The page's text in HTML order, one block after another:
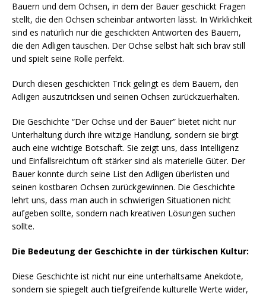
Bauern und dem Ochsen, in dem der Bauer geschickt Fragen
stellt, die den Ochsen scheinbar antworten lässt. In Wirklichkeit
sind es natürlich nur die geschickten Antworten des Bauern,
die den Adligen täuschen. Der Ochse selbst hält sich brav still
und spielt seine Rolle perfekt.
Durch diesen geschickten Trick gelingt es dem Bauern, den
Adligen auszutricksen und seinen Ochsen zurückzuerhalten.
Die Geschichte “Der Ochse und der Bauer” bietet nicht nur
Unterhaltung durch ihre witzige Handlung, sondern sie birgt
auch eine wichtige Botschaft. Sie zeigt uns, dass Intelligenz
und Einfallsreichtum oft stärker sind als materielle Güter. Der
Bauer konnte durch seine List den Adligen überlisten und
seinen kostbaren Ochsen zurückgewinnen. Die Geschichte
lehrt uns, dass man auch in schwierigen Situationen nicht
aufgeben sollte, sondern nach kreativen Lösungen suchen
sollte.
Die Bedeutung der Geschichte in der türkischen Kultur:
Diese Geschichte ist nicht nur eine unterhaltsame Anekdote,
sondern sie spiegelt auch tiefgreifende kulturelle Werte wider,